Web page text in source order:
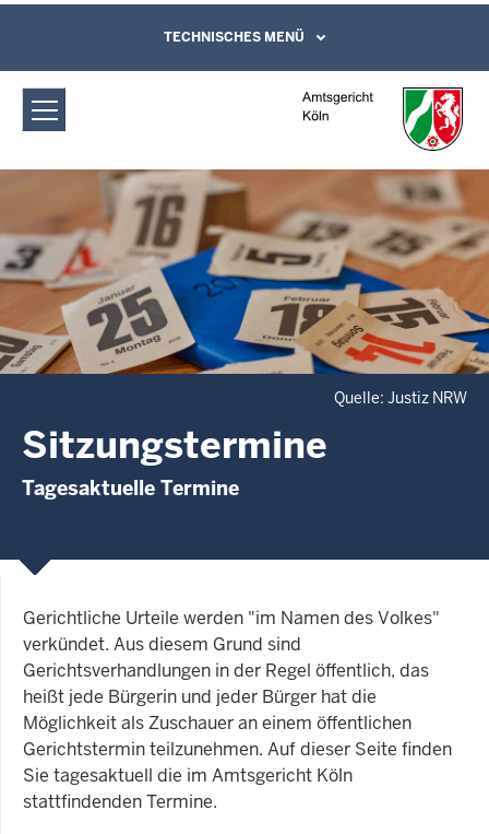
Amtsgericht Köln: Sitzungstermine
Direkt zum Inhalt
Leichte Sprache, Gebärdensprachenvideo
und Kontaktformular
TECHNISCHES MENÜ
Quelle: Justiz NRW
Sitzungstermine
Tagesaktuelle Termine
Gerichtliche Urteile werden "im Namen des Volkes"
verkündet. Aus diesem Grund sind
Gerichtsverhandlungen in der Regel öffentlich, das
heißt jede Bürgerin und jeder Bürger hat die
Möglichkeit als Zuschauer an einem öffentlichen
Gerichtstermin teilzunehmen. Auf dieser Seite finden
Sie tagesaktuell die im Amtsgericht Köln
stattfindenden Termine.